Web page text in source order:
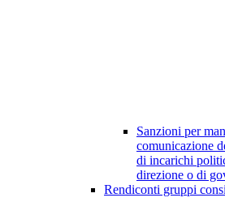
Sanzioni per
comunicazione
di incarichi
direzione o di
Rendiconti gruppi